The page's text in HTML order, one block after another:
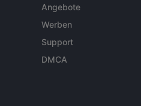
Angebote
Werben
Support
DMCA